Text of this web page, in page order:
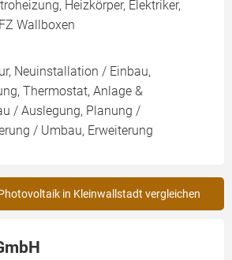
Heizkörper, Elektriker,
Wallboxen
Neuinstallation / Einbau,
Thermostat, Anlage &
/ Auslegung, Planung /
/ Umbau, Erweiterung
in Kleinwallstadt vergleichen